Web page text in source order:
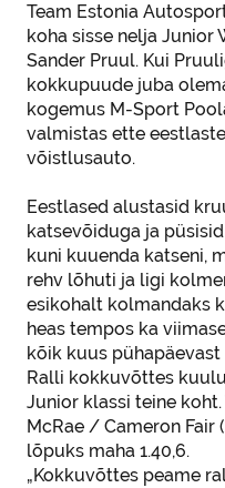
Team Estonia
koha sisse nelja Junior
Sander Pruul. Kui
kokkupuude juba
kogemus M-Sport
valmistas ette
võistlusauto.
Eestlased alustasid
katsevõiduga ja
kuni kuuenda katseni,
rehv lõhuti ja ligi
esikohalt kolmandaks
heas tempos ka
kõik kuus pühapäevast
Ralli kokkuvõttes
Junior klassi teine
McRae / Cameron Fair
lõpuks maha 1.40,6.
„Kokkuvõttes peame